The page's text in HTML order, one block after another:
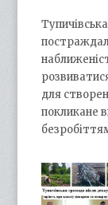
для
покликане